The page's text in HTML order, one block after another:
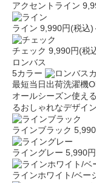
アクセントライン
ライン 9,990円(税込)
チェック 9,990円(税
ロンバス
5カラー
最短当日出荷洗濯機
オールシーズン使え
るおしゃれなデザイン
ラインブラック
ライングレー 5,990
ラインホワイト/ベー